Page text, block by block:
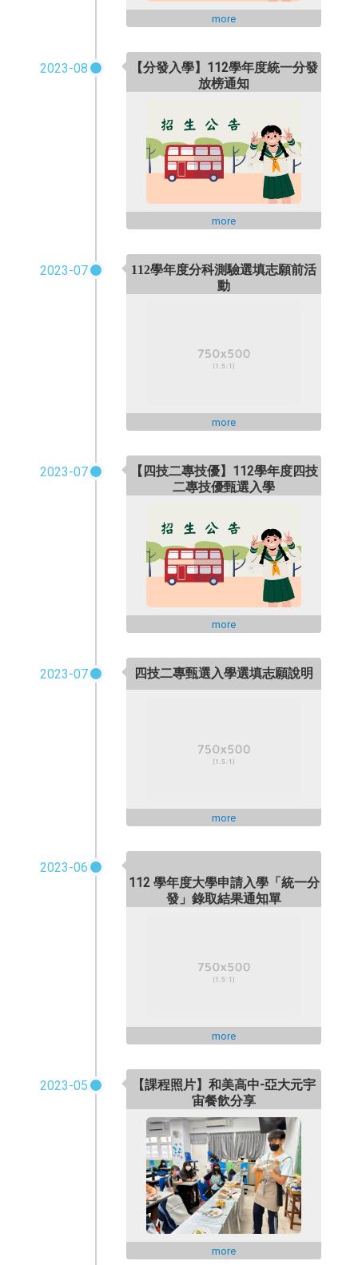
more
2023-08
【分發入學】112學年度統一分發
放榜通知
more
2023-07 112學年度分科測驗選填志願前活
動
more
2023-07
【四技二專技優】112學年度四技
二專技優甄選入學
more
2023-07 四技二專甄選入學選填志願說明
more
2023-06
112 學年度大學申請入學「統一分
發」錄取結果通知單
more
2023-05
【課程照片】和美高中-亞大元宇
宙餐飲分享
more